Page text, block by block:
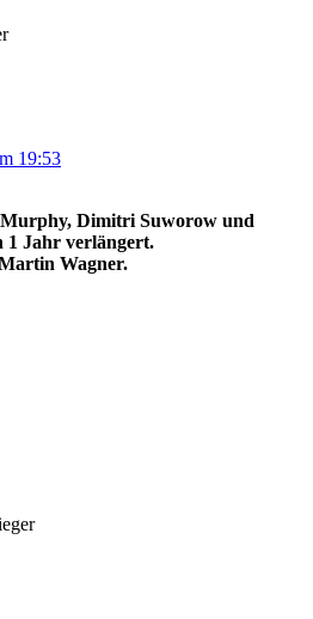
19:53
Dimitri Suworow und
1 Jahr verlängert.
Wagner.